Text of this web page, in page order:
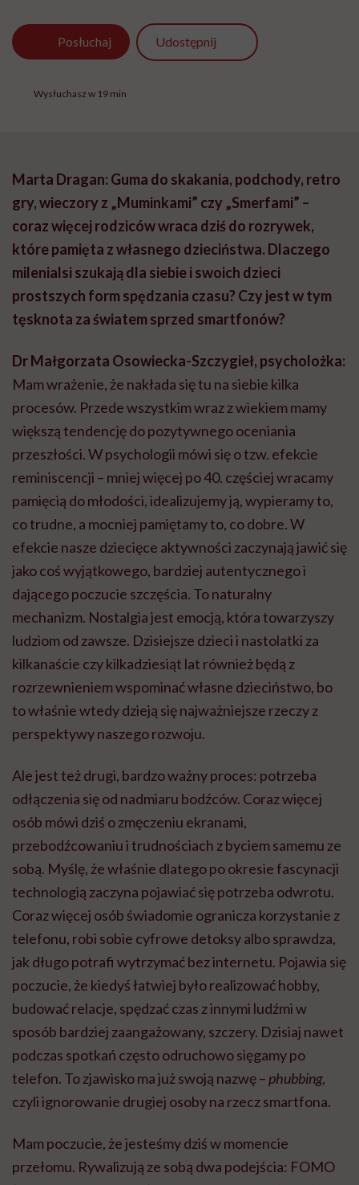
Posłuchaj Udostępnij
Wysłuchasz w 19 min
Marta Dragan: Guma do skakania, podchody, retro
gry, wieczory z „Muminkami” czy „Smerfami” –
coraz więcej rodziców wraca dziś do rozrywek,
które pamięta z własnego dzieciństwa. Dlaczego
milenialsi szukają dla siebie i swoich dzieci
prostszych form spędzania czasu? Czy jest w tym
tęsknota za światem sprzed smartfonów?
Dr Małgorzata Osowiecka-Szczygieł, psycholożka:
Mam wrażenie, że nakłada się tu na siebie kilka
procesów. Przede wszystkim wraz z wiekiem mamy
większą tendencję do pozytywnego oceniania
przeszłości. W psychologii mówi się o tzw. efekcie
reminiscencji – mniej więcej po 40. częściej wracamy
pamięcią do młodości, idealizujemy ją, wypieramy to,
co trudne, a mocniej pamiętamy to, co dobre. W
efekcie nasze dziecięce aktywności zaczynają jawić się
jako coś wyjątkowego, bardziej autentycznego i
dającego poczucie szczęścia. To naturalny
mechanizm. Nostalgia jest emocją, która towarzyszy
ludziom od zawsze. Dzisiejsze dzieci i nastolatki za
kilkanaście czy kilkadziesiąt lat również będą z
rozrzewnieniem wspominać własne dzieciństwo, bo
to właśnie wtedy dzieją się najważniejsze rzeczy z
perspektywy naszego rozwoju.
Ale jest też drugi, bardzo ważny proces: potrzeba
odłączenia się od nadmiaru bodźców. Coraz więcej
osób mówi dziś o zmęczeniu ekranami,
przebodźcowaniu i trudnościach z byciem samemu ze
sobą. Myślę, że właśnie dlatego po okresie fascynacji
technologią zaczyna pojawiać się potrzeba odwrotu.
Coraz więcej osób świadomie ogranicza korzystanie z
telefonu, robi sobie cyfrowe detoksy albo sprawdza,
jak długo potrafi wytrzymać bez internetu. Pojawia się
poczucie, że kiedyś łatwiej było realizować hobby,
budować relacje, spędzać czas z innymi ludźmi w
sposób bardziej zaangażowany, szczery. Dzisiaj nawet
podczas spotkań często odruchowo sięgamy po
telefon. To zjawisko ma już swoją nazwę – phubbing,
czyli ignorowanie drugiej osoby na rzecz smartfona.
Mam poczucie, że jesteśmy dziś w momencie
przełomu. Rywalizują ze sobą dwa podejścia: FOMO